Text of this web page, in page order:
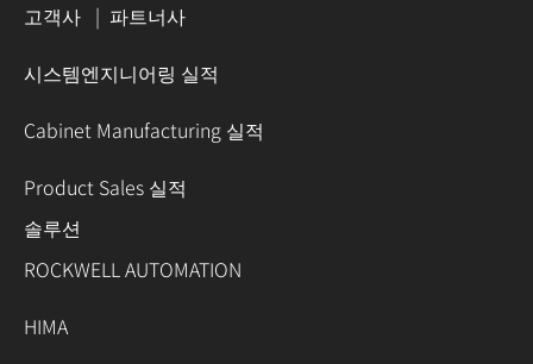
고객사 | 파트너사
시스템엔지니어링 실적
Cabinet Manufacturing 실적
Product Sales 실적
솔루션
ROCKWELL AUTOMATION
HIMA